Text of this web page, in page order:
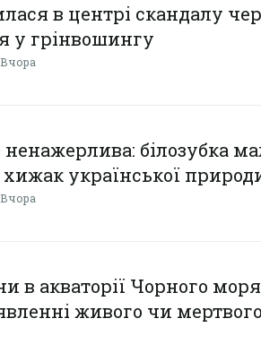
в центрі скандалу
у грінвошингу
Вчора
ненажерлива: білозубка
української
Вчора
в акваторії Чорного
живого чи